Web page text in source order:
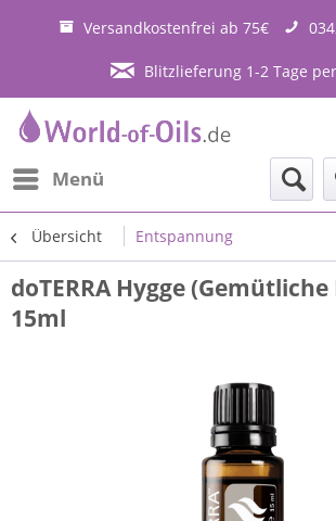
Versandkostenfrei ab 75€
Blitzlieferung 1-2 Tage per
Menü
Übersicht Entspannung
doTERRA Hygge
15ml